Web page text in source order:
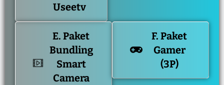
Useetv
E. Paket
Bundling
Smart
Camera
F. Paket
Gamer
(3P)